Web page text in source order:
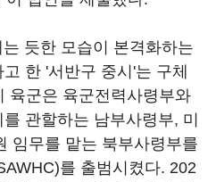
듯한 모습이 본격화하는
한 '서반구 중시'는 구체
육군은 육군전력사령부와
관할하는 남부사령부, 미
임무를 맡는 북부사령부를
를 출범시켰다. 202